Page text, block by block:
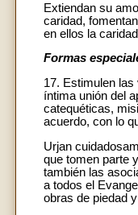
Extiendan su
caridad,
en ellos la
Formas
17. Estimulen
íntima unión del
catequéticas,
acuerdo, con lo
Urjan
que tomen parte
también las
a todos el
obras de piedad